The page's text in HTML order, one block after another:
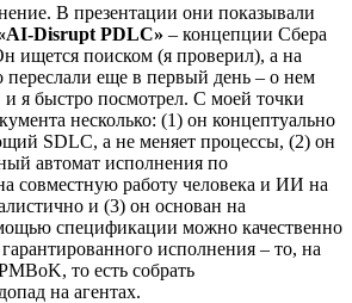
В презентации они показывали
Disrupt PDLC» – концепции Сбера
ищется поиском (я проверил), а на
переслали еще в первый день – о нем
и я быстро посмотрел. С моей точки
несколько: (1) он концептуально
SDLC, а не меняет процессы, (2) он
автомат исполнения по
совместную работу человека и ИИ на
и (3) он основан на
спецификации можно качественно
гарантированного исполнения – то, на
то есть собрать
на агентах.